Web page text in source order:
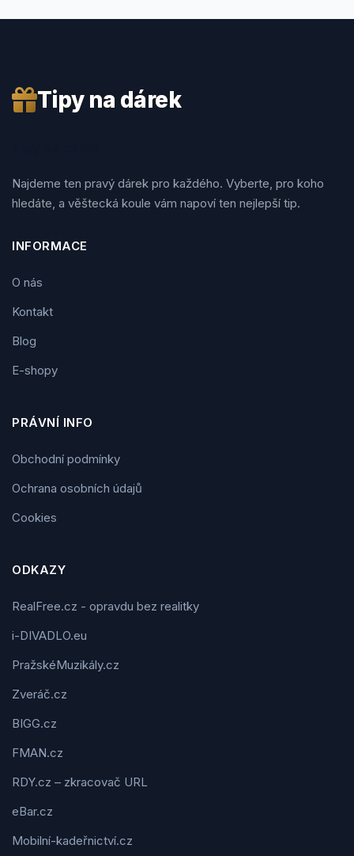
Tipy na dárek
Najdeme ten pravý dárek pro každého. Vyberte, pro koho
hledáte, a věštecká koule vám napoví ten nejlepší tip.
INFORMACE
O nás
Kontakt
Blog
E-shopy
PRÁVNÍ INFO
Obchodní podmínky
Ochrana osobních údajů
Cookies
ODKAZY
RealFree.cz - opravdu bez realitky
i-DIVADLO.eu
PražskéMuzikály.cz
Zveráč.cz
BIGG.cz
FMAN.cz
RDY.cz – zkracovač URL
eBar.cz
Mobilní-kadeřnictví.cz